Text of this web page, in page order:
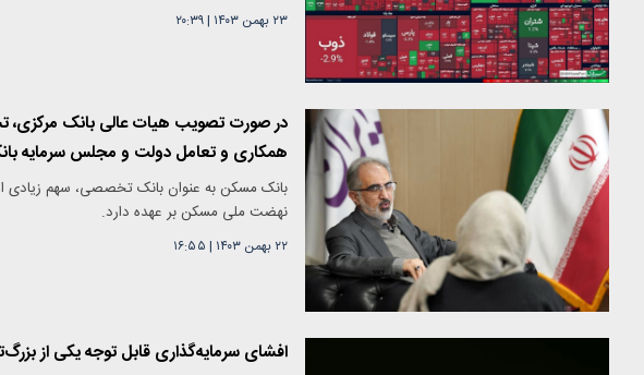
۲۳ بهمن ۱۴۰۳ |۲۰:۳۹
در صورت تصویب هیات عالی بانک مرکزی،
همکاری و تعامل دولت و مجلس سرمایه بانک مسکن در سال
بانک مسکن به عنوان بانک تخصصی، سهم زیادی
نهضت ملی مسکن بر عهده دارد.
۲۲ بهمن ۱۴۰۳ | ۱۶:۵۵
افشای سرمایه‌گذاری قابل توجه یکی از